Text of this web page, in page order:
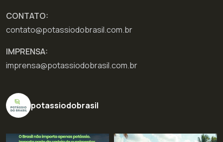
CONTATO:
contato@potassiodobrasil.com.br
IMPRENSA:
imprensa@potassiodobrasil.com.br
potassiodobrasil